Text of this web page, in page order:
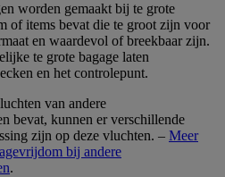
worden gemaakt bij te grote
of items bevat die te groot zijn voor
en waardevol of breekbaar zijn.
te grote bagage laten
en het controlepunt.
van andere
bevat, kunnen er verschillende
zijn op deze vluchten. – Meer
bij andere
.